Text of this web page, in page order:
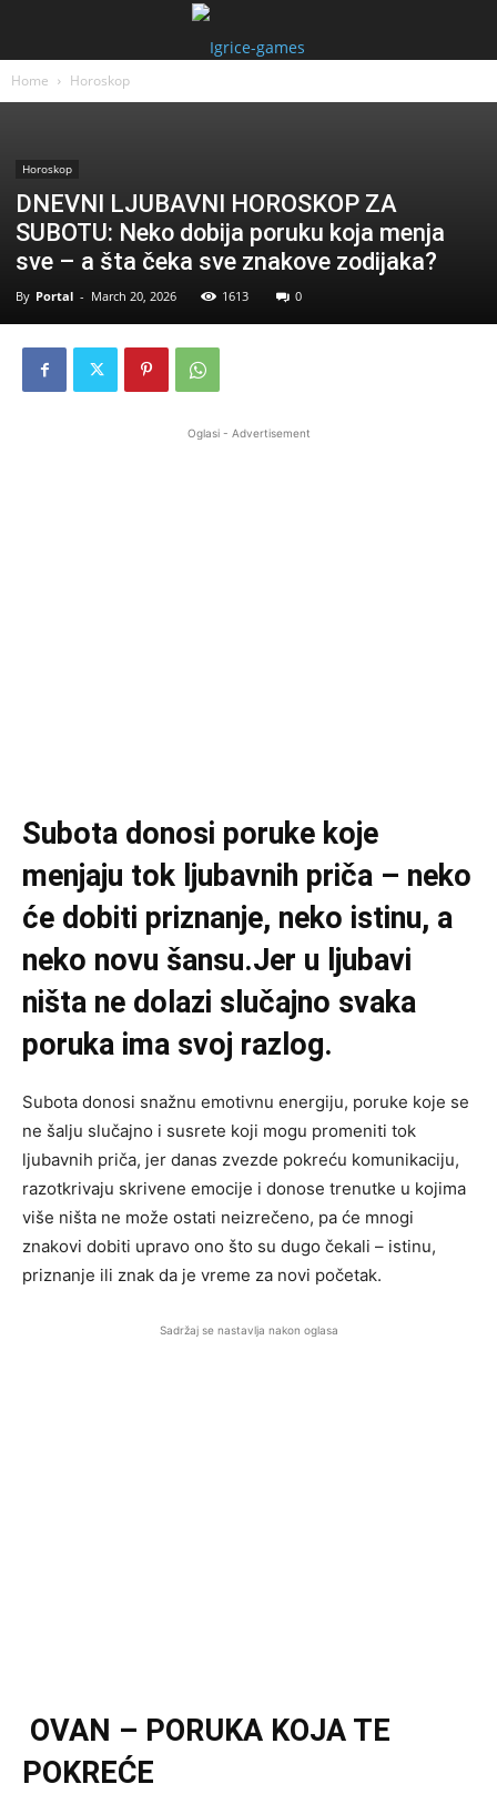
Home Horoskop
Horoskop
DNEVNI LJUBAVNI HOROSKOP ZA
SUBOTU: Neko dobija poruku koja menja
sve – a šta čeka sve znakove zodijaka?
By Portal - March 20, 2026 1613 0
Oglasi - Advertisement
Subota donosi poruke koje
menjaju tok ljubavnih priča – neko
će dobiti priznanje, neko istinu, a
neko novu šansu.Jer u ljubavi
ništa ne dolazi slučajno svaka
poruka ima svoj razlog.
Subota donosi snažnu emotivnu energiju, poruke koje se
ne šalju slučajno i susrete koji mogu promeniti tok
ljubavnih priča, jer danas zvezde pokreću komunikaciju,
razotkrivaju skrivene emocije i donose trenutke u kojima
više ništa ne može ostati neizrečeno, pa će mnogi
znakovi dobiti upravo ono što su dugo čekali – istinu,
priznanje ili znak da je vreme za novi početak.
Sadržaj se nastavlja nakon oglasa
OVAN – PORUKA KOJA TE
POKREĆE